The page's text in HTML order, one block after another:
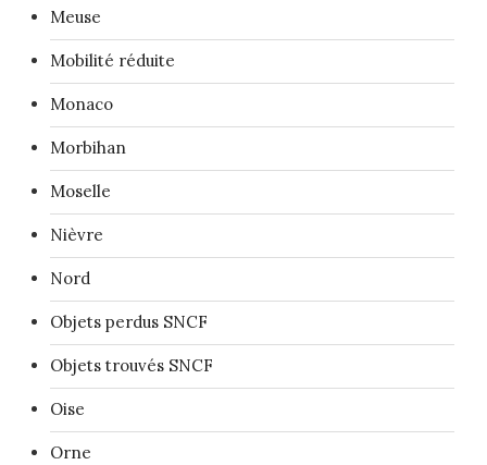
Meuse
Mobilité réduite
Monaco
Morbihan
Moselle
Nièvre
Nord
Objets perdus SNCF
Objets trouvés SNCF
Oise
Orne